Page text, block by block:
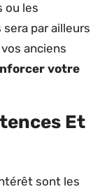
ou les
par ailleurs
anciens
votre
Et
sont les